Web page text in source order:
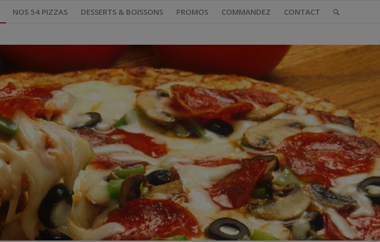
NOS 54 PIZZAS DESSERTS & BOISSONS PROMOS COMMANDEZ CONTACT